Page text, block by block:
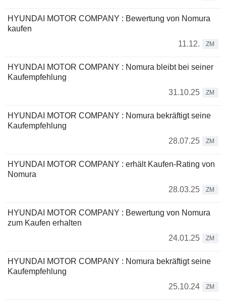
HYUNDAI MOTOR COMPANY : Bewertung von Nomura
kaufen
11.12.
ZM
HYUNDAI MOTOR COMPANY : Nomura bleibt bei seiner
Kaufempfehlung
31.10.25
ZM
HYUNDAI MOTOR COMPANY : Nomura bekräftigt seine
Kaufempfehlung
28.07.25
ZM
HYUNDAI MOTOR COMPANY : erhält Kaufen-Rating von
Nomura
28.03.25
ZM
HYUNDAI MOTOR COMPANY : Bewertung von Nomura
zum Kaufen erhalten
24.01.25
ZM
HYUNDAI MOTOR COMPANY : Nomura bekräftigt seine
Kaufempfehlung
25.10.24
ZM